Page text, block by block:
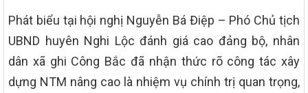
Phát biểu tại hội nghị Nguyễn Bá Điệp – Phó Chủ tịch
UBND huyên Nghi Lộc đánh giá cao đảng bộ, nhân
dân xã ghi Công Bắc đã nhận thức rõ công tác xây
dựng NTM nâng cao là nhiệm vụ chính trị quan trọng,